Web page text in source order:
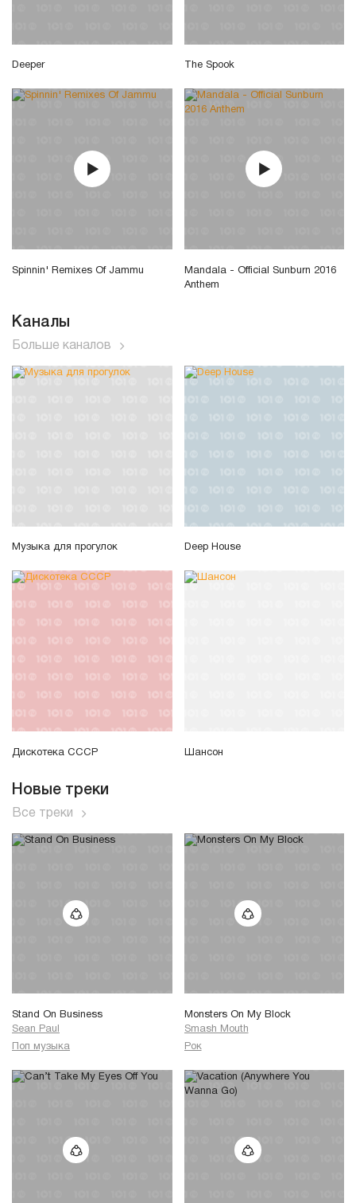
Deeper The Spook
Spinnin' Remixes Of Jammu
Mandala - Official Sunburn 2016
Anthem
Каналы
Больше каналов
Музыка для прогулок Deep House
Дискотека СССР Шансон
Новые треки
Все треки
Stand On Business
Sean Paul
Поп музыка
Monsters On My Block
Smash Mouth
Рок